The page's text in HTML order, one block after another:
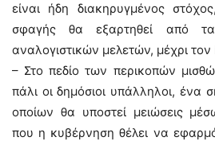
είναι ήδη διακηρυγμένος
σφαγής θα εξαρτηθεί από
αναλογιστικών μελετών, μέχρι τον
– Στο πεδίο των περικοπών
πάλι οι δημόσιοι υπάλληλοι, ένα
οποίων θα υποστεί μειώσεις
που η κυβέρνηση θέλει να